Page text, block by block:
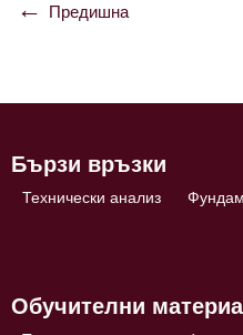
Навигация
Предишна
Бързи връзки
Технически анализ
Обучителни